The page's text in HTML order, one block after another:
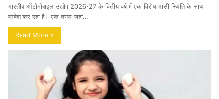
भारतीय ऑटोमोबाइल उद्योग 2026-27 के वित्तीय वर्ष में एक विरोधाभासी स्थिति के साथ
प्रवेश कर रहा है। एक तरफ जहां…
Read More »